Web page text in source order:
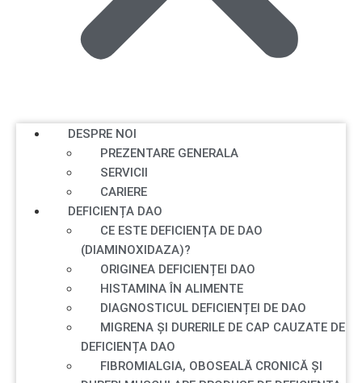
DESPRE NOI
PREZENTARE GENERALA
SERVICII
CARIERE
DEFICIENȚA DAO
CE ESTE DEFICIENȚA DE DAO
(DIAMINOXIDAZA)?
ORIGINEA DEFICIENȚEI DAO
HISTAMINA ÎN ALIMENTE
DIAGNOSTICUL DEFICIENȚEI DE DAO
MIGRENA ȘI DURERILE DE CAP CAUZATE DE
DEFICIENȚA DAO
FIBROMIALGIA, OBOSEALĂ CRONICĂ ȘI